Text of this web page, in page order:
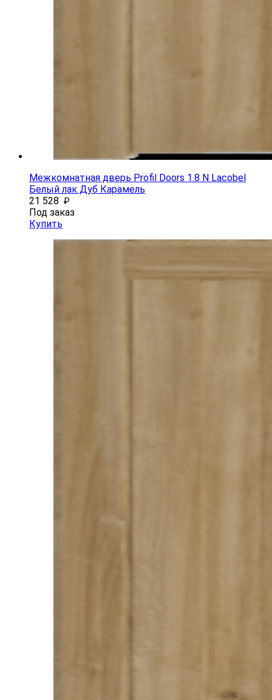
Межкомнатная дверь Profil Doors 1.8 N Lacobel
Белый лак Дуб Карамель
21 528 ₽
Под заказ
Купить